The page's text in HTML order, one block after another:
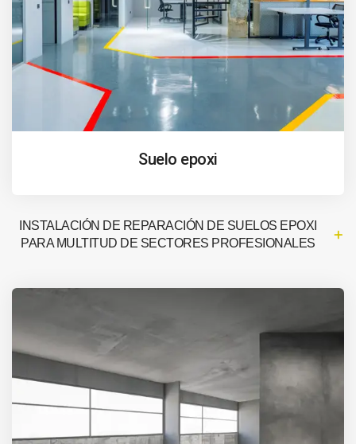
Suelo epoxi
INSTALACIÓN DE REPARACIÓN DE SUELOS EPOXI
PARA MULTITUD DE SECTORES PROFESIONALES